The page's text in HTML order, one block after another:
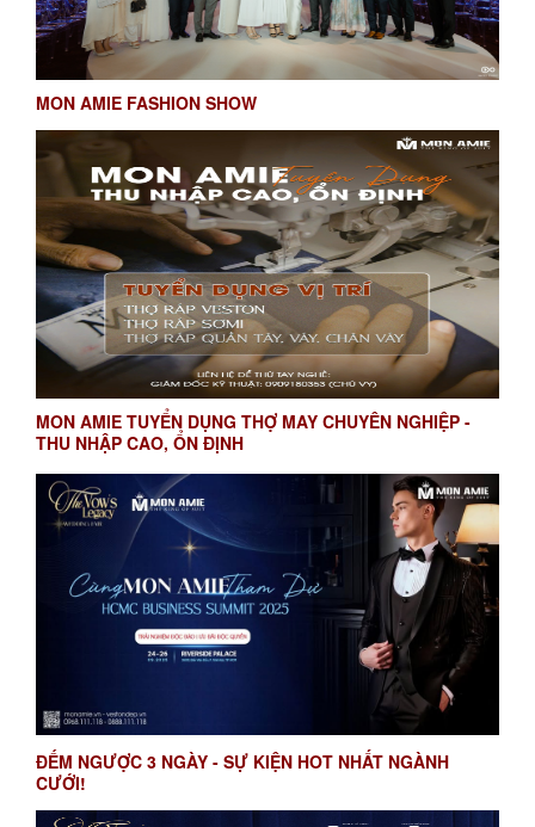
MON AMIE FASHION SHOW
MON AMIE TUYỂN DỤNG THỢ MAY CHUYÊN NGHIỆP -
THU NHẬP CAO, ỔN ĐỊNH
ĐẾM NGƯỢC 3 NGÀY - SỰ KIỆN HOT NHẤT NGÀNH
CƯỚI!